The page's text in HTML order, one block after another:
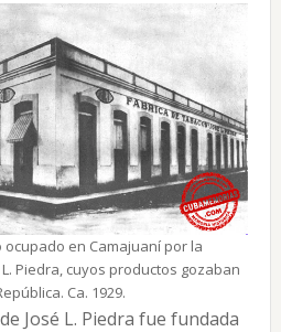
en Camajuaní por la
Piedra, cuyos productos gozaban
Ca. 1929.
José L. Piedra fue fundada